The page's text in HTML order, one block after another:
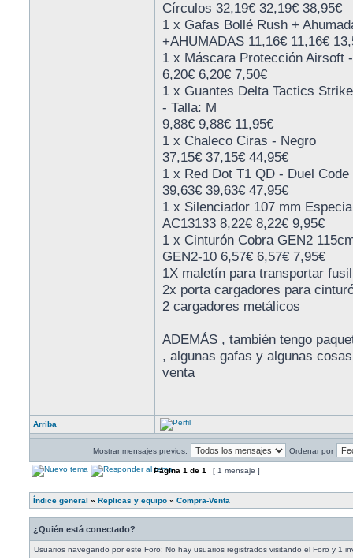
Círculos 32,19€ 32,19€ 38,95€
1 x Gafas Bollé Rush +
+AHUMADAS 11,16€ 11,16€
1 x Máscara Protección Airsoft
6,20€ 6,20€ 7,50€
1 x Guantes Delta Tactics
- Talla: M
9,88€ 9,88€ 11,95€
1 x Chaleco Ciras - Negro
37,15€ 37,15€ 44,95€
1 x Red Dot T1 QD - Duel Code
39,63€ 39,63€ 47,95€
1 x Silenciador 107 mm
AC13133 8,22€ 8,22€ 9,95€
1 x Cinturón Cobra GEN2
GEN2-10 6,57€ 6,57€ 7,95€
1X maletín para transportar
2x porta cargadores para
2 cargadores metálicos
ADEMÁS , también tengo
, algunas gafas y algunas
venta
Arriba
Mostrar mensajes previos: Ordenar por
Página 1 de 1 [ 1 mensaje ]
Índice general » Replicas y equipo » Compra-Venta
¿Quién está conectado?
Usuarios navegando por este Foro: No hay usuarios registrados visitando el Foro y 1